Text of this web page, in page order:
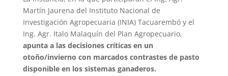
Martín Jaurena del Instituto Nacional de
Investigación Agropecuaria (INIA) Tacuarembó y el
Ing. Agr. Italo Malaquín del Plan Agropecuario,
apunta a las decisiones críticas en un
otoño/invierno con marcados contrastes de pasto
disponible en los sistemas ganaderos.